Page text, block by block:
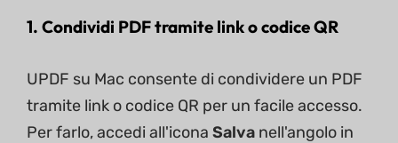
1. Condividi PDF tramite link o codice QR
UPDF su Mac consente di condividere un PDF
tramite link o codice QR per un facile accesso.
Per farlo, accedi all'icona Salva nell'angolo in